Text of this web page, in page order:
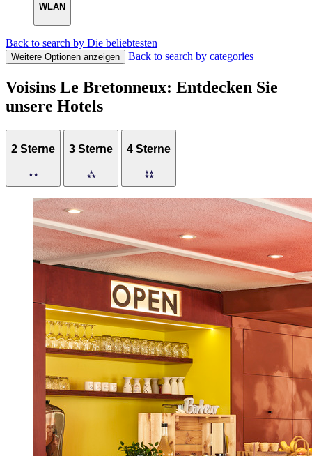
WLAN
Back to search by Die beliebtesten
Weitere Optionen anzeigen Back to search by categories
Voisins Le Bretonneux: Entdecken Sie
unsere Hotels
2 Sterne 3 Sterne 4 Sterne